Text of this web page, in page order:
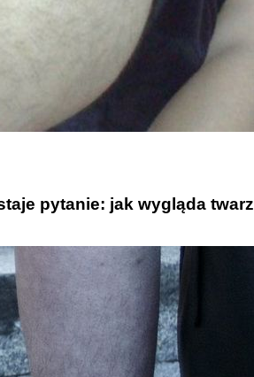
pytanie: jak wygląda twarz